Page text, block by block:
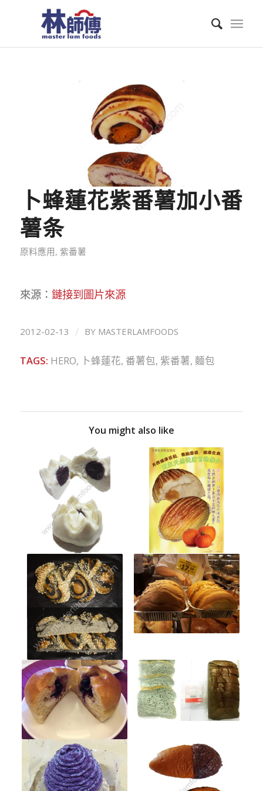
卜蜂蓮花紫番薯加小番
薯条
原料應用, 紫番薯
來源： 鏈接到圖片來源
2012-02-13 / BY MASTERLAMFOODS
TAGS: HERO, 卜蜂蓮花, 番薯包, 紫番薯, 麵包
You might also like